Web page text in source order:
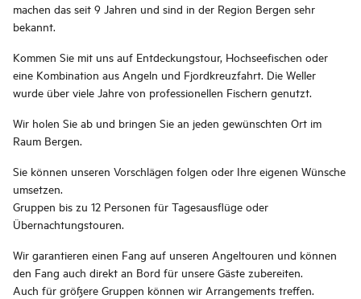
machen das seit 9 Jahren und sind in der Region Bergen sehr
bekannt.
Kommen Sie mit uns auf Entdeckungstour, Hochseefischen oder
eine Kombination aus Angeln und Fjordkreuzfahrt. Die Weller
wurde über viele Jahre von professionellen Fischern genutzt.
Wir holen Sie ab und bringen Sie an jeden gewünschten Ort im
Raum Bergen.
Sie können unseren Vorschlägen folgen oder Ihre eigenen Wünsche
umsetzen.
Gruppen bis zu 12 Personen für Tagesausflüge oder
Übernachtungstouren.
Wir garantieren einen Fang auf unseren Angeltouren und können
den Fang auch direkt an Bord für unsere Gäste zubereiten.
Auch für größere Gruppen können wir Arrangements treffen.